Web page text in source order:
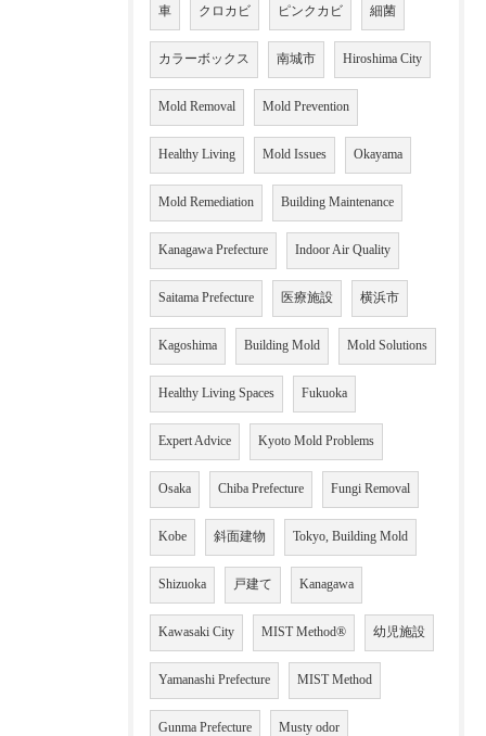
車 クロカビ ピンクカビ 細菌
カラーボックス 南城市 Hiroshima City
Mold Removal Mold Prevention
Healthy Living Mold Issues Okayama
Mold Remediation Building Maintenance
Kanagawa Prefecture Indoor Air Quality
Saitama Prefecture 医療施設 横浜市
Kagoshima Building Mold Mold Solutions
Healthy Living Spaces Fukuoka
Expert Advice Kyoto Mold Problems
Osaka Chiba Prefecture Fungi Removal
Kobe 斜面建物 Tokyo, Building Mold
Shizuoka 戸建て Kanagawa
Kawasaki City MIST Method® 幼児施設
Yamanashi Prefecture MIST Method
Gunma Prefecture Musty odor